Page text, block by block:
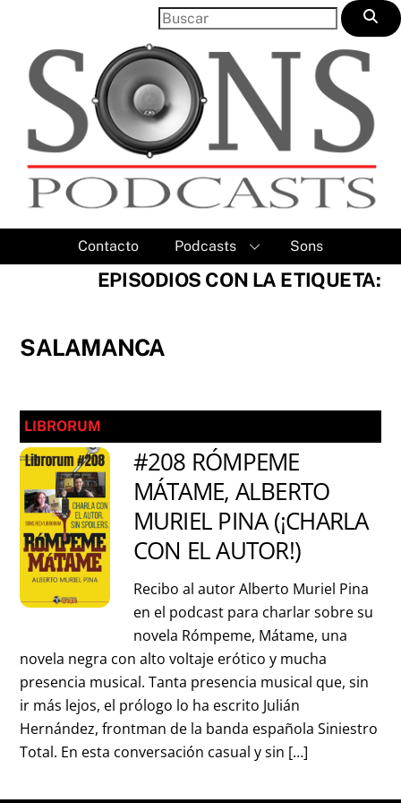
content
Contacto Podcasts Sons
EPISODIOS CON LA ETIQUETA:
SALAMANCA
LIBRORUM
#208 RÓMPEME
MÁTAME, ALBERTO
MURIEL PINA (¡CHARLA
CON EL AUTOR!)
Recibo al autor Alberto Muriel Pina
en el podcast para charlar sobre su
novela Rómpeme, Mátame, una
novela negra con alto voltaje erótico y mucha
presencia musical. Tanta presencia musical que, sin
ir más lejos, el prólogo lo ha escrito Julián
Hernández, frontman de la banda española Siniestro
Total. En esta conversación casual y sin […]